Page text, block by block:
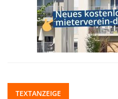
TEXTANZEIGE